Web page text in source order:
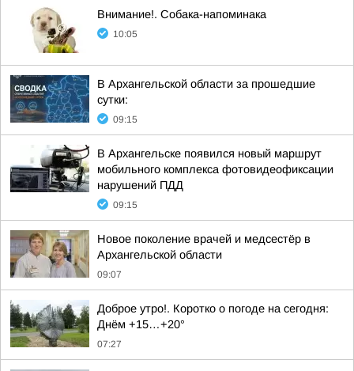
Внимание!. Собака-напоминака
10:05
В Архангельской области за прошедшие
сутки:
09:15
В Архангельске появился новый маршрут
мобильного комплекса фотовидеофиксации
нарушений ПДД
09:15
Новое поколение врачей и медсестёр в
Архангельской области
09:07
Доброе утро!. Коротко о погоде на сегодня:
Днём +15…+20°
07:27